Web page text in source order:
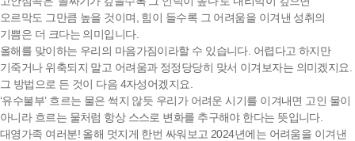
오르막도 그만큼 높을 것이며, 힘이 들수록 그 어려움을 이겨낸 성취의
기쁨은 더 크다는 의미입니다.
올해를 맞이하는 우리의 마음가짐이라할 수 있습니다. 어렵다고 하지만
기죽거나 위축되지 말고 어려움과 정정당당히 맞서 이겨보자는 의미겠지요.
그 방법으로 든 것이 다음 4자성어겠지요.
‘유수불부’ 흐르는 물은 썩지 않듯 우리가 어려운 시기를 이겨내면 고인 물이
아니라 흐르는 물처럼 항상 스스로 변화를 추구해야 한다는 뜻입니다.
대영가족 여러분! 올해 멋지게 한번 싸워보고 2024년에는 어려움을 이겨낸